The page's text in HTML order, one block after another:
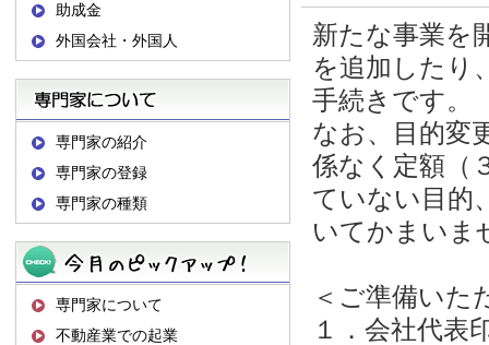
助成金
外国会社・外国人
専門家の紹介
専門家の登録
専門家の種類
専門家について
不動産業での起業
新たな事業を
を追加したり
手続きです。
なお、目的変
係なく定額（
ていない目的
いてかまいま
＜ご準備いた
１．会社代表